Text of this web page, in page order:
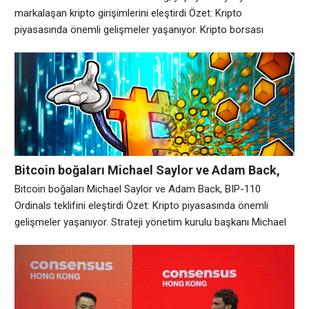
markalaşan kripto girişimlerini eleştirdi Özet: Kripto
piyasasında önemli gelişmeler yaşanıyor. Kripto borsası
şirketlerinin blockchain teknolojisini terk ederek yapay zeka
firmaları olarak yeniden markalaşmalarına yönelik artan trende
karşı çıktı. Armstrong, X’teki bir Pazar gönderisinde
“Kriptodaysanız, yapay zekaya dönün. Bunun versiyonlarını
duyardım ve bu
Bitcoin boğaları Michael Saylor ve Adam Back,
BIP-110 Ordinals teklifini eleştirdi
Bitcoin boğaları Michael Saylor ve Adam Back, BIP-110
Ordinals teklifini eleştirdi Özet: Kripto piyasasında önemli
gelişmeler yaşanıyor. Strateji yönetim kurulu başkanı Michael
çatal olan BIP-110’a olan muhalefetlerini ikiye katladılar.
Bitcoin İyileştirme Önerisi-110, değiştirilemeyen token benzeri
Ordinal yazıtlarının ve diğer